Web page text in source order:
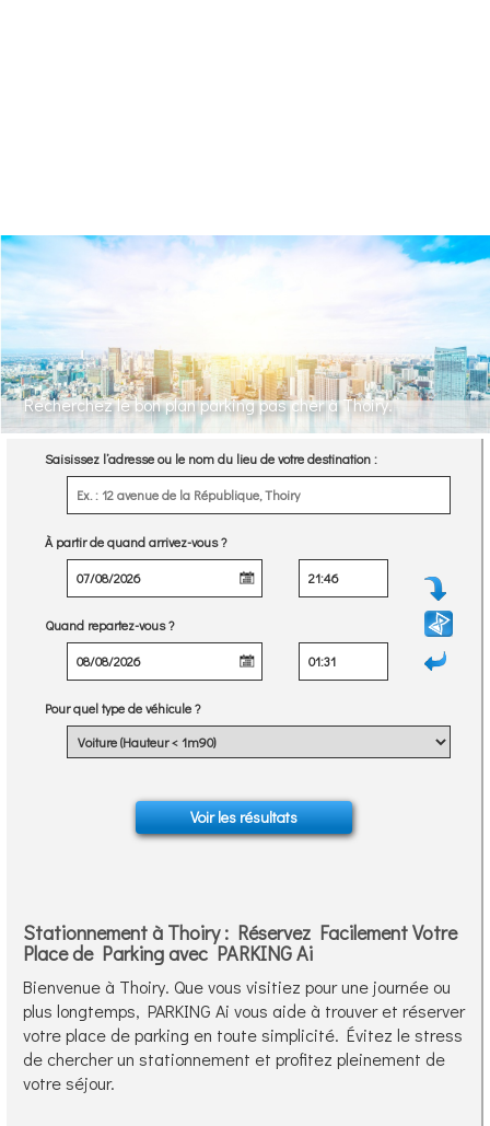
Recherchez le bon plan parking pas cher à Thoiry.
Saisissez l’adresse ou le nom du lieu de votre destination :
À partir de quand arrivez-vous ?
Quand repartez-vous ?
Pour quel type de véhicule ?
Stationnement à Thoiry : Réservez Facilement Votre
Place de Parking avec PARKING Ai
Bienvenue à Thoiry. Que vous visitiez pour une journée ou
plus longtemps, PARKING Ai vous aide à trouver et réserver
votre place de parking en toute simplicité. Évitez le stress
de chercher un stationnement et profitez pleinement de
votre séjour.